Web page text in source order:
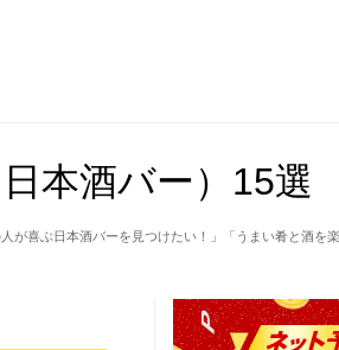
本酒バー）15選
が喜ぶ日本酒バーを見つけたい！」「うまい肴と酒を